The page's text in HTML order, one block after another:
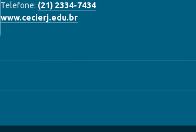
Telefone: (21) 2334-7434
www.cecierj.edu.br